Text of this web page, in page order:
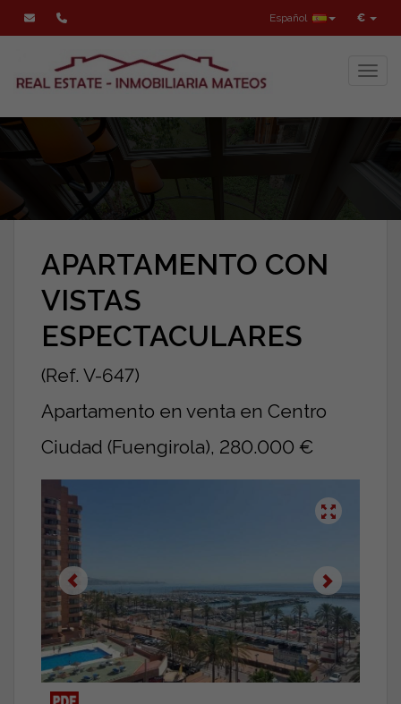
€
Español
APARTAMENTO CON
VISTAS
ESPECTACULARES
(Ref. V-647)
Apartamento en venta en Centro
Ciudad (Fuengirola), 280.000 €